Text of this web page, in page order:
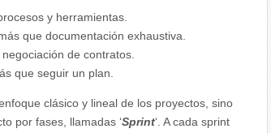
y herramientas.
que documentación exhaustiva.
de contratos.
que seguir un plan.
clásico y lineal de los proyectos, sino
por fases, llamadas ‘Sprint‘. A cada sprint